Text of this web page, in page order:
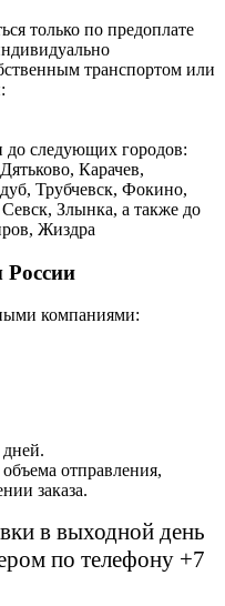
только по предоплате
транспортом или
до следующих городов:
Карачев,
Трубчевск, Фокино,
Злынка, а также до
Жиздра
России
компаниями:
отправления,
заказа.
в выходной день
по телефону +7